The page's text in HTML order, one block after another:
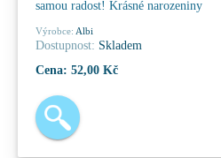
samou radost! Krásné narozeniny
Výrobce: Albi
Dostupnost: Skladem
Cena: 52,00 Kč